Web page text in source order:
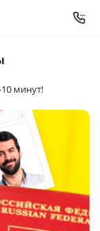
10 минут!